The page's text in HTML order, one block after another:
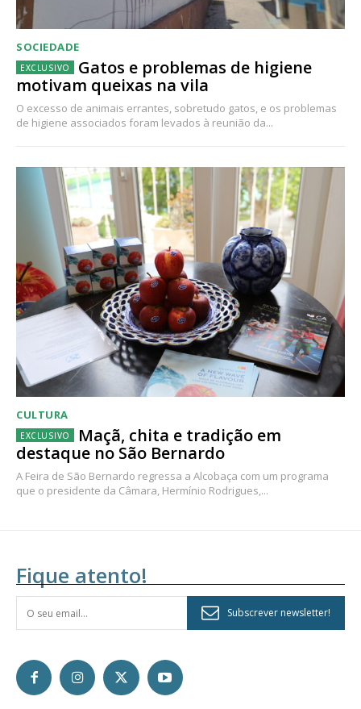
SOCIEDADE
Gatos e problemas de higiene
motivam queixas na vila
O excesso de animais errantes, sobretudo gatos, e os problemas
de higiene associados foram levados à reunião da...
CULTURA
Maçã, chita e tradição em
destaque no São Bernardo
A Feira de São Bernardo regressa a Alcobaça com um programa
que o presidente da Câmara, Hermínio Rodrigues,...
Fique atento!
Subscrever newsletter!